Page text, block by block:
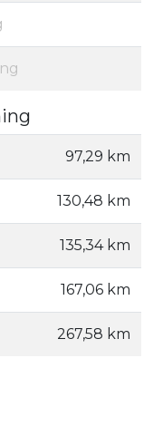
97,29 km
130,48 km
135,34 km
167,06 km
267,58 km